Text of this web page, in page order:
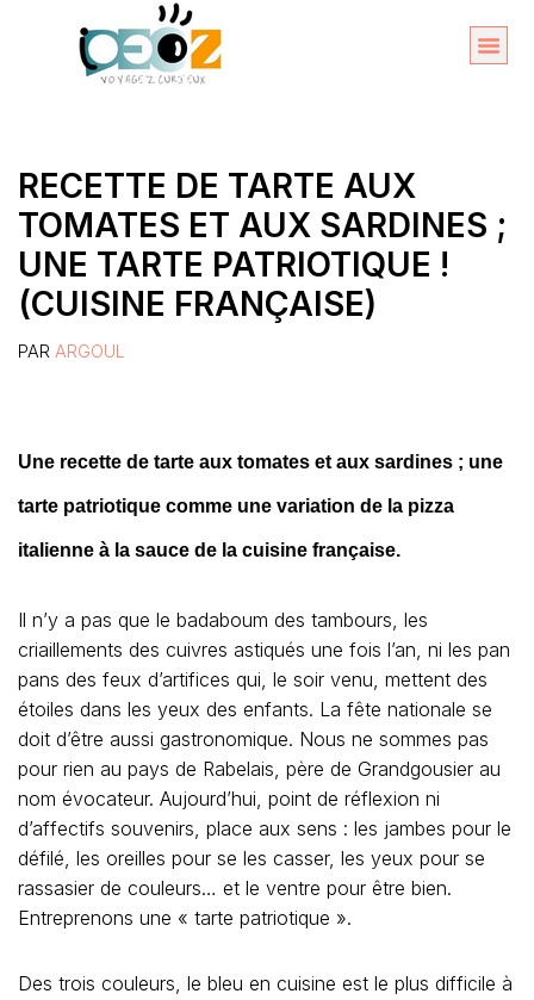
RECETTE DE TARTE AUX
TOMATES ET AUX SARDINES ;
UNE TARTE PATRIOTIQUE !
(CUISINE FRANÇAISE)
PAR ARGOUL
Une recette de tarte aux tomates et aux sardines ; une
tarte patriotique comme une variation de la pizza
italienne à la sauce de la cuisine française.
Il n’y a pas que le badaboum des tambours, les
criaillements des cuivres astiqués une fois l’an, ni les pan
pans des feux d’artifices qui, le soir venu, mettent des
étoiles dans les yeux des enfants. La fête nationale se
doit d’être aussi gastronomique. Nous ne sommes pas
pour rien au pays de Rabelais, père de Grandgousier au
nom évocateur. Aujourd’hui, point de réflexion ni
d’affectifs souvenirs, place aux sens : les jambes pour le
défilé, les oreilles pour se les casser, les yeux pour se
rassasier de couleurs… et le ventre pour être bien.
Entreprenons une « tarte patriotique ».
Des trois couleurs, le bleu en cuisine est le plus difficile à